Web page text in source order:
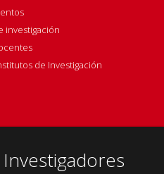
investigación
de Investigación